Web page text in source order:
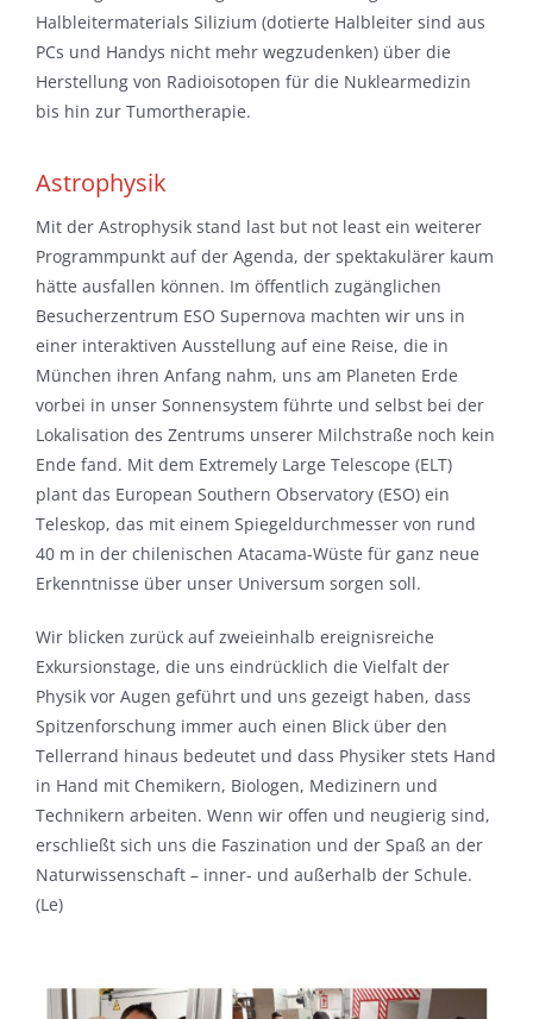
Halbleitermaterials Silizium (dotierte Halbleiter sind aus
PCs und Handys nicht mehr wegzudenken) über die
Herstellung von Radioisotopen für die Nuklearmedizin
bis hin zur Tumortherapie.
Astrophysik
Mit der Astrophysik stand last but not least ein weiterer
Programmpunkt auf der Agenda, der spektakulärer kaum
hätte ausfallen können. Im öffentlich zugänglichen
Besucherzentrum ESO Supernova machten wir uns in
einer interaktiven Ausstellung auf eine Reise, die in
München ihren Anfang nahm, uns am Planeten Erde
vorbei in unser Sonnensystem führte und selbst bei der
Lokalisation des Zentrums unserer Milchstraße noch kein
Ende fand. Mit dem Extremely Large Telescope (ELT)
plant das European Southern Observatory (ESO) ein
Teleskop, das mit einem Spiegeldurchmesser von rund
40 m in der chilenischen Atacama-Wüste für ganz neue
Erkenntnisse über unser Universum sorgen soll.
Wir blicken zurück auf zweieinhalb ereignisreiche
Exkursionstage, die uns eindrücklich die Vielfalt der
Physik vor Augen geführt und uns gezeigt haben, dass
Spitzenforschung immer auch einen Blick über den
Tellerrand hinaus bedeutet und dass Physiker stets Hand
in Hand mit Chemikern, Biologen, Medizinern und
Technikern arbeiten. Wenn wir offen und neugierig sind,
erschließt sich uns die Faszination und der Spaß an der
Naturwissenschaft – inner- und außerhalb der Schule.
(Le)